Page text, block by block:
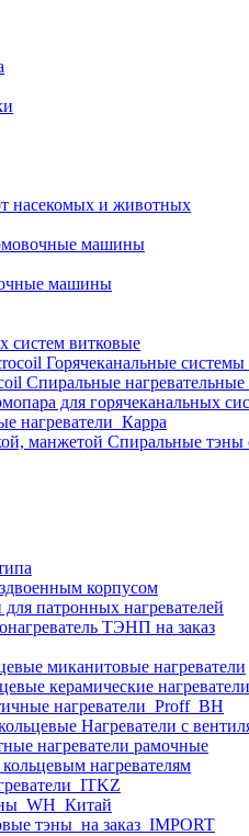
насекомых и животных
машины
машины
систем витковые
Горячеканальные
Спиральные
для горячеканальных
нагреватели_Карра
Спиральные тэны
корпусом
патронных нагревателей
ТЭНП на заказ
миканитовые нагреватели
керамические нагреватели
нагреватели_Proff_BH
Нагреватели с
нагреватели рамочные
нагревателям
тэны_на заказ_IMPORT